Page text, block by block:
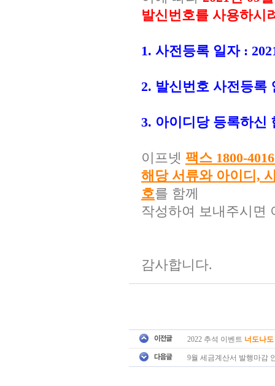
발신번호를 사용하시
1. 사전등록 일자 :
2. 발신번호 사전등록
3. 아이디당 등록하신
이프넷 팩스 1800-
해당 서류와 아이디,
호를 함께
작성하여 보내주시면
감사합니다.
2022 추석 이벤트 너도나도
9월 세금계산서 발행마감